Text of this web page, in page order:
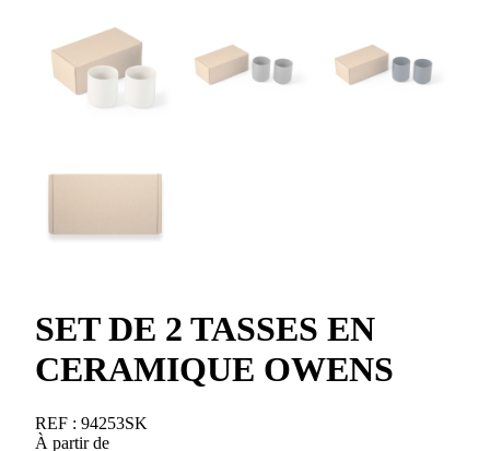
SET DE 2 TASSES EN
CERAMIQUE OWENS
REF : 94253SK
À partir de